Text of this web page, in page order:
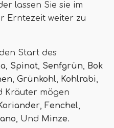
lassen Sie sie im
Erntezeit weiter zu
Start des
, Spinat, Senfgrün, Bok
, Grünkohl, Kohlrabi,
Kräuter mögen
, Fenchel,
, Und Minze.